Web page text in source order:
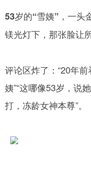
53岁的“雪姨”，一头
镁光灯下，那张脸让
评论区炸了：“20年
姨”“这哪像53岁，说
打，冻龄女神本尊”。